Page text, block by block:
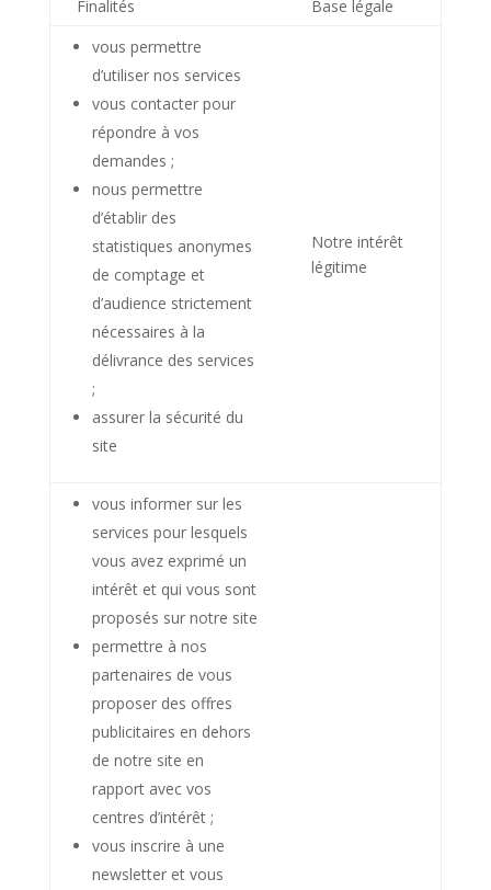
Finalités
Base légale
vous permettre
d’utiliser nos services
vous contacter pour
répondre à vos
demandes ;
nous permettre
d’établir des
statistiques anonymes
de comptage et
d’audience strictement
nécessaires à la
délivrance des services
;
assurer la sécurité du
site
Notre intérêt
légitime
vous informer sur les
services pour lesquels
vous avez exprimé un
intérêt et qui vous sont
proposés sur notre site
permettre à nos
partenaires de vous
proposer des offres
publicitaires en dehors
de notre site en
rapport avec vos
centres d’intérêt ;
vous inscrire à une
newsletter et vous